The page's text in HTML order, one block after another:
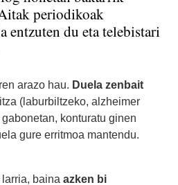
periodikoak
entzuten du eta telebistari
arazo hau. Duela zenbait
(laburbiltzeko, alzheimer
konturatu ginen
gure erritmoa mantendu.
larria, bainaazken bi